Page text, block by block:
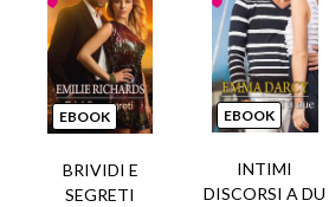
EBOOK
BRIVIDI E
SEGRETI
EBOOK
INTIMI
DISCORSI A DU